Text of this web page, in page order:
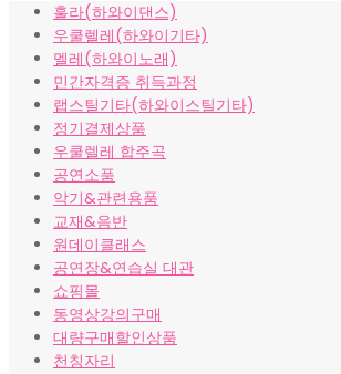
격:
₩10,000.
격:
₩8,000.
훌라(하와이댄스)
우쿨렐레(하와이기타)
멜레(하와이노래)
민간자격증 취득과정
랩스틸기타(하와이스틸기타)
정기결제상품
우쿨렐레 합주곡
공연소품
악기&관련용품
교재&음반
원데이클래스
공연장&연습실 대관
쇼핑몰
동영상강의구매
대량구매할인상품
천칭자리